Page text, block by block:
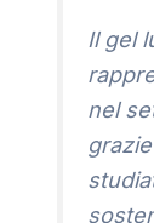
Il gel
nel